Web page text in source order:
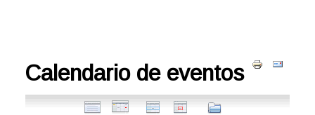
Calendario de eventos